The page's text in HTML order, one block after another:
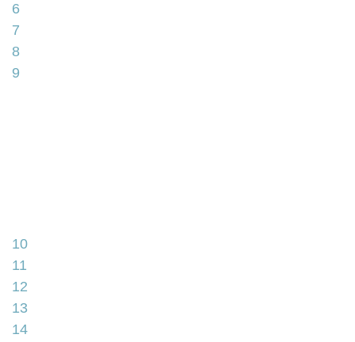
6
7
8
9
10
11
12
13
14